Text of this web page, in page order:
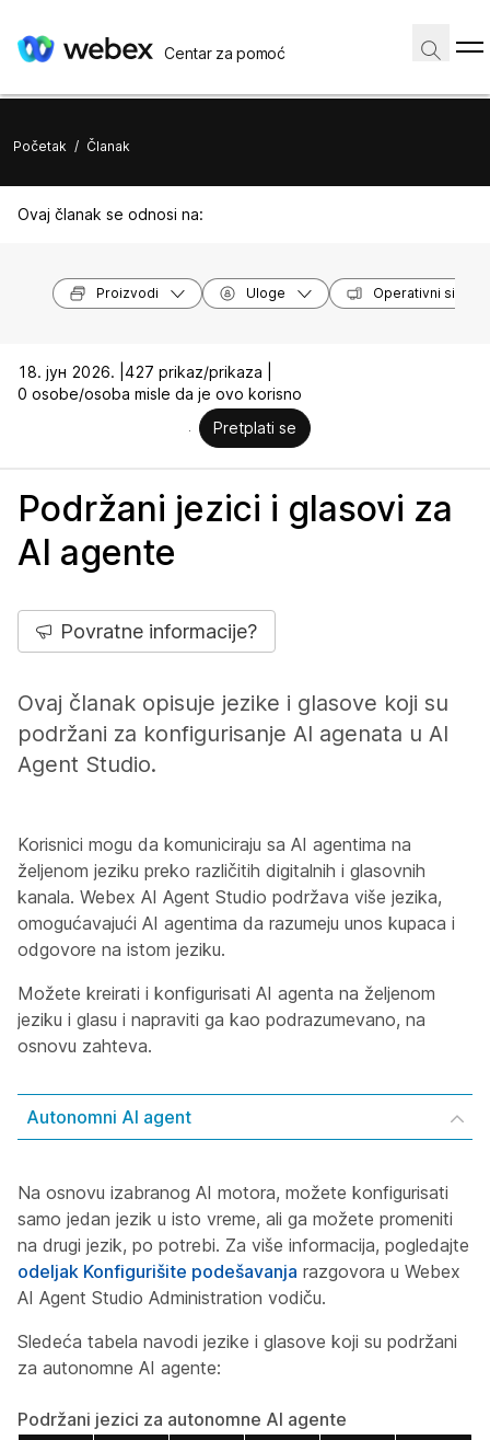
Centar za pomoć
Početak / Članak
Ovaj članak se odnosi na:
Proizvodi Uloge Operativni sistemi
18. јун 2026. | 427 prikaz/prikaza |
0 osobe/osoba misle da je ovo korisno
Pretplati se
Podržani jezici i glasovi za
AI agente
Povratne informacije?
Ovaj članak opisuje jezike i glasove koji su
podržani za konfigurisanje AI agenata u AI
Agent Studio.
Korisnici mogu da komuniciraju sa AI agentima na
željenom jeziku preko različitih digitalnih i glasovnih
kanala. Webex AI Agent Studio podržava više jezika,
omogućavajući AI agentima da razumeju unos kupaca i
odgovore na istom jeziku.
Možete kreirati i konfigurisati AI agenta na željenom
jeziku i glasu i napraviti ga kao podrazumevano, na
osnovu zahteva.
Autonomni AI agent
Na osnovu izabranog AI motora, možete konfigurisati
samo jedan jezik u isto vreme, ali ga možete promeniti
na drugi jezik, po potrebi. Za više informacija, pogledajte
odeljak Konfigurišite podešavanja razgovora u Webex
AI Agent Studio Administration vodiču.
Sledeća tabela navodi jezike i glasove koji su podržani
za autonomne AI agente:
Podržani jezici za autonomne AI agente